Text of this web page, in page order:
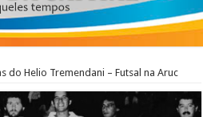
do Helio Tremendani – Futsal na Aruc